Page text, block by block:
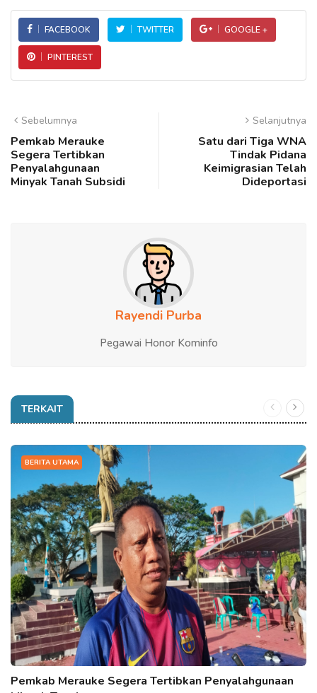
FACEBOOK TWITTER GOOGLE +
PINTEREST
Sebelumnya
Pemkab Merauke
Segera Tertibkan
Penyalahgunaan
Minyak Tanah Subsidi
Selanjutnya
Satu dari Tiga WNA
Tindak Pidana
Keimigrasian Telah
Dideportasi
Rayendi Purba
Pegawai Honor Kominfo
TERKAIT
BERITA UTAMA
Pemkab Merauke Segera Tertibkan Penyalahgunaan